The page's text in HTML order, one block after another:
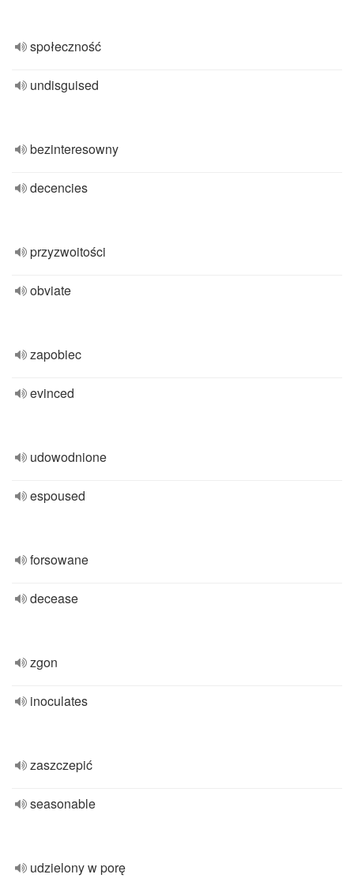
społeczność
undisguised
bezinteresowny
decencies
przyzwoitości
obviate
zapobiec
evinced
udowodnione
espoused
forsowane
decease
zgon
inoculates
zaszczepić
seasonable
udzielony w porę